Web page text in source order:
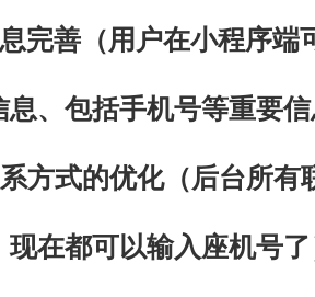
完善（用户在小程序端
息、包括手机号等重要
方式的优化（后台所有
现在都可以输入座机号